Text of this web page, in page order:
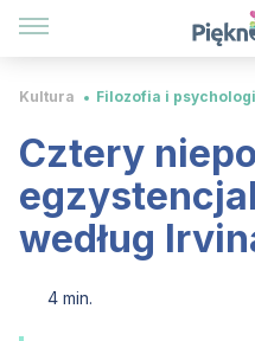
Kultura Filozofia i
Cztery
według
4 min.